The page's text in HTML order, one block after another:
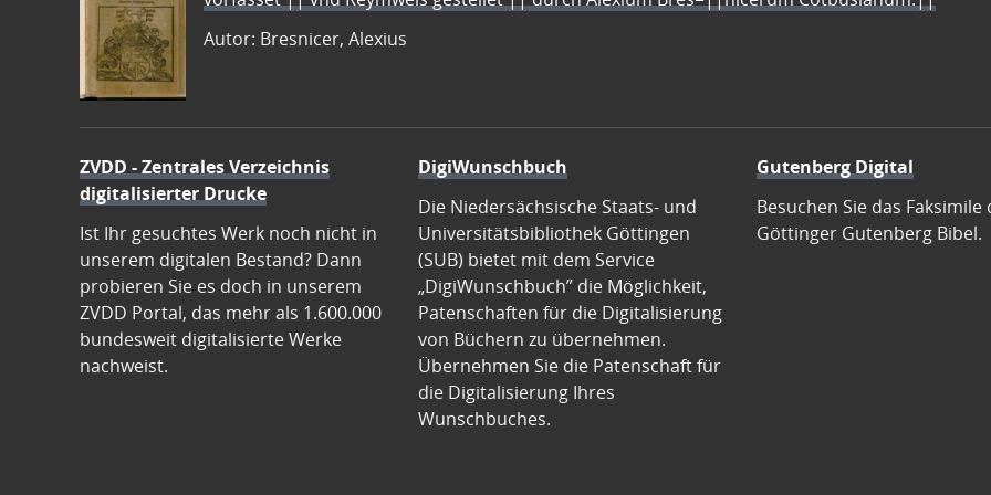
Autor: Bresnicer, Alexius
ZVDD - Zentrales Verzeichnis
digitalisierter Drucke
Ist Ihr gesuchtes Werk noch nicht in
unserem digitalen Bestand? Dann
probieren Sie es doch in unserem
ZVDD Portal, das mehr als 1.600.000
bundesweit digitalisierte Werke
nachweist.
DigiWunschbuch
Die Niedersächsische Staats- und
Universitätsbibliothek Göttingen
(SUB) bietet mit dem Service
„DigiWunschbuch” die Möglichkeit,
Patenschaften für die Digitalisierung
von Büchern zu übernehmen.
Übernehmen Sie die Patenschaft für
die Digitalisierung Ihres
Wunschbuches.
Gutenberg Digital
Besuchen Sie das Faksimile
Göttinger Gutenberg Bibel.